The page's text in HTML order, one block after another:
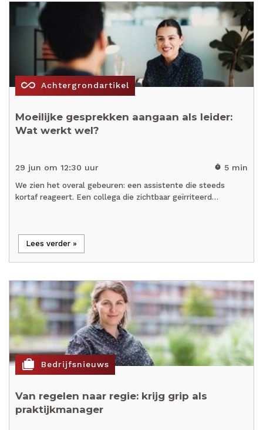
all_inclusive Achtergrondartikel
Moeilijke gesprekken aangaan als leider:
Wat werkt wel?
29 jun om 12:30 uur timer 5 min
We zien het overal gebeuren: een assistente die steeds
kortaf reageert. Een collega die zichtbaar geïrriteerd…
Lees verder »
cases Bedrijfsnieuws
Van regelen naar regie: krijg grip als
praktijkmanager